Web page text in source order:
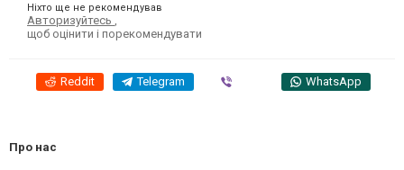
Ніхто ще не рекомендував
Авторизуйтесь
щоб оцінити і порекомендувати
Reddit Telegram WhatsApp
Про нас